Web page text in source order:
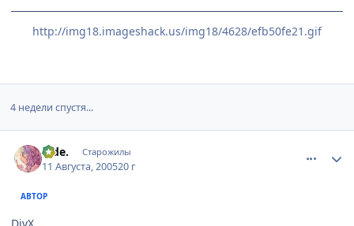
http://img18.imageshack.us/img18/4628/efb50fe21.gif
4 недели спустя...
hide. Старожилы
11 Августа, 200520 г
АВТОР
DivX